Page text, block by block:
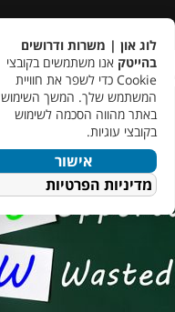
לוג און | משרות ודרושים
בהייטק אנו משתמשים בקובצי
Cookie כדי לשפר את חוויית
המשתמש שלך. המשך השימוש
באתר מהווה הסכמה לשימוש
בקובצי עוגיות.
אישור
מדיניות הפרטיות